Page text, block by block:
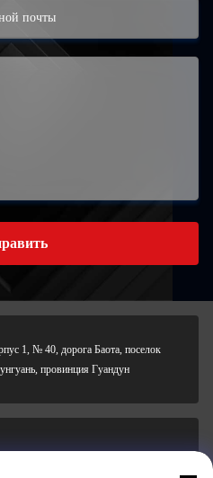
1, № 40, дорога Баота, поселок
провинция Гуандун